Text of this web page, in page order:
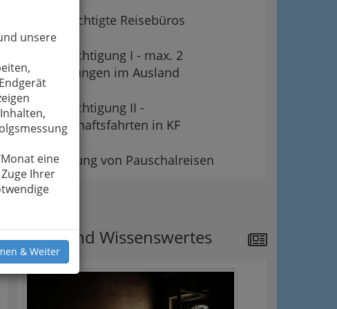
unsere
eine
Ihrer
& Weiter
Vollberechtigte Reisebüros
Teilberechtigung I - max. 2
Nächtigungen im Ausland
Teilberechtigung II -
Gesellschaftsfahrten in KF
Vermittlung von Pauschalreisen
Tipps
News und Wissenswertes